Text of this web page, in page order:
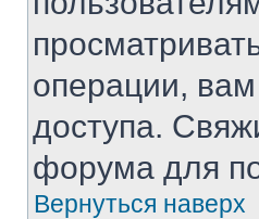
операции,
доступа.
форума для
Вернуться наверх